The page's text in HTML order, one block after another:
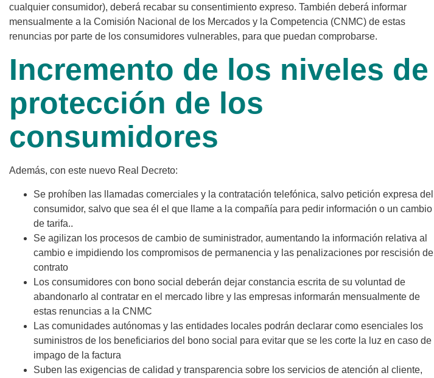
cualquier consumidor), deberá recabar su consentimiento expreso. También deberá informar
mensualmente a la Comisión Nacional de los Mercados y la Competencia (CNMC) de estas
renuncias por parte de los consumidores vulnerables, para que puedan comprobarse.
Incremento de los niveles de
protección de los
consumidores
Además, con este nuevo Real Decreto:
Se prohíben las llamadas comerciales y la contratación telefónica, salvo petición expresa del
consumidor, salvo que sea él el que llame a la compañía para pedir información o un cambio
de tarifa..
Se agilizan los procesos de cambio de suministrador, aumentando la información relativa al
cambio e impidiendo los compromisos de permanencia y las penalizaciones por rescisión de
contrato
Los consumidores con bono social deberán dejar constancia escrita de su voluntad de
abandonarlo al contratar en el mercado libre y las empresas informarán mensualmente de
estas renuncias a la CNMC
Las comunidades autónomas y las entidades locales podrán declarar como esenciales los
suministros de los beneficiarios del bono social para evitar que se les corte la luz en caso de
impago de la factura
Suben las exigencias de calidad y transparencia sobre los servicios de atención al cliente,